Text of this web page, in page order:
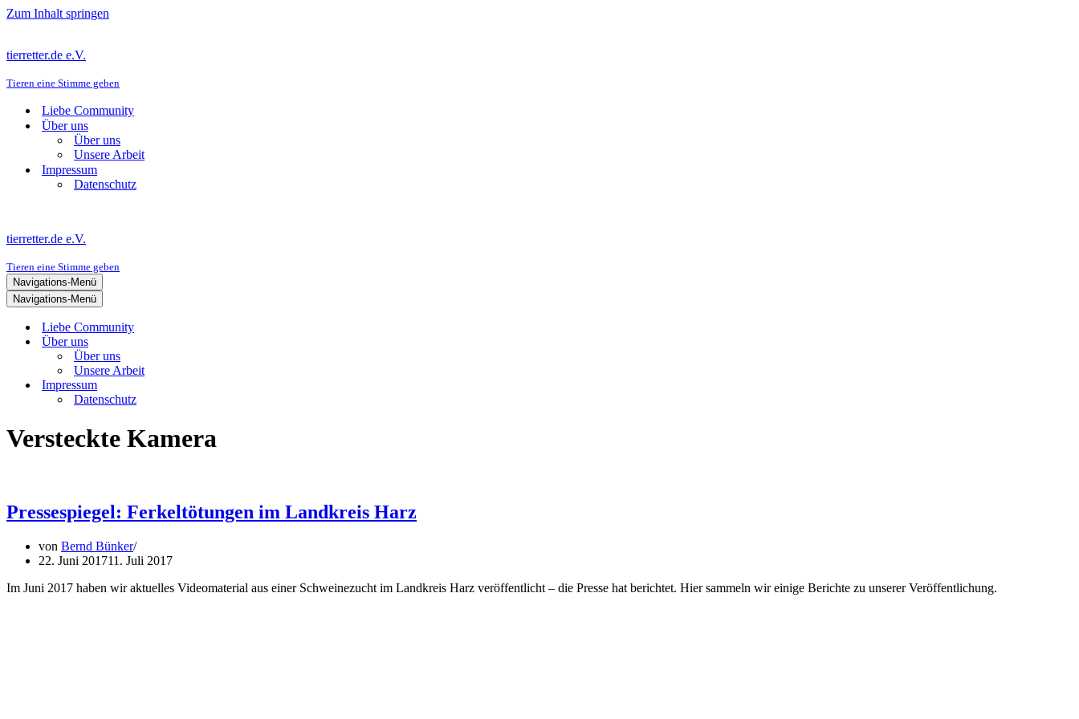
Zum Inhalt springen
tierretter.de e.V.
Tieren eine Stimme geben
Liebe Community
Über uns
Über uns
Unsere Arbeit
Impressum
Datenschutz
tierretter.de e.V.
Tieren eine Stimme geben
Navigations-Menü
Navigations-Menü
Liebe Community
Über uns
Über uns
Unsere Arbeit
Impressum
Datenschutz
Versteckte Kamera
Pressespiegel: Ferkeltötungen im Landkreis Harz
von Bernd Bünker
22. Juni 201711. Juli 2017
Im Juni 2017 haben wir aktuelles Videomaterial aus einer Schweinezucht im Landkreis Harz veröffentlicht – die Presse hat berichtet. Hier sammeln wir einige Berichte zu unserer Veröffentlichung.